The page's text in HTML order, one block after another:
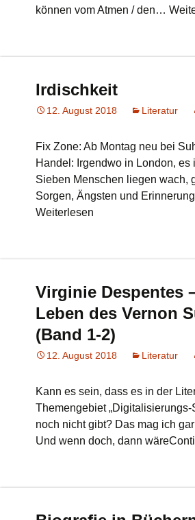
können vom Atmen / den…
Irdischkeit
12. August 2018 Literatur
Fix Zone: Ab Montag neu bei
Handel: Irgendwo in London, es
Sieben Menschen liegen wach,
Sorgen, Ängsten und
Weiterlesen
Virginie Despentes
Leben des Vernon
(Band 1-2)
12. August 2018 Literatur
Kann es sein, dass es in der
Themengebiet „Digitalisierungs-
noch nicht gibt? Das mag ich
Und wenn doch, dann